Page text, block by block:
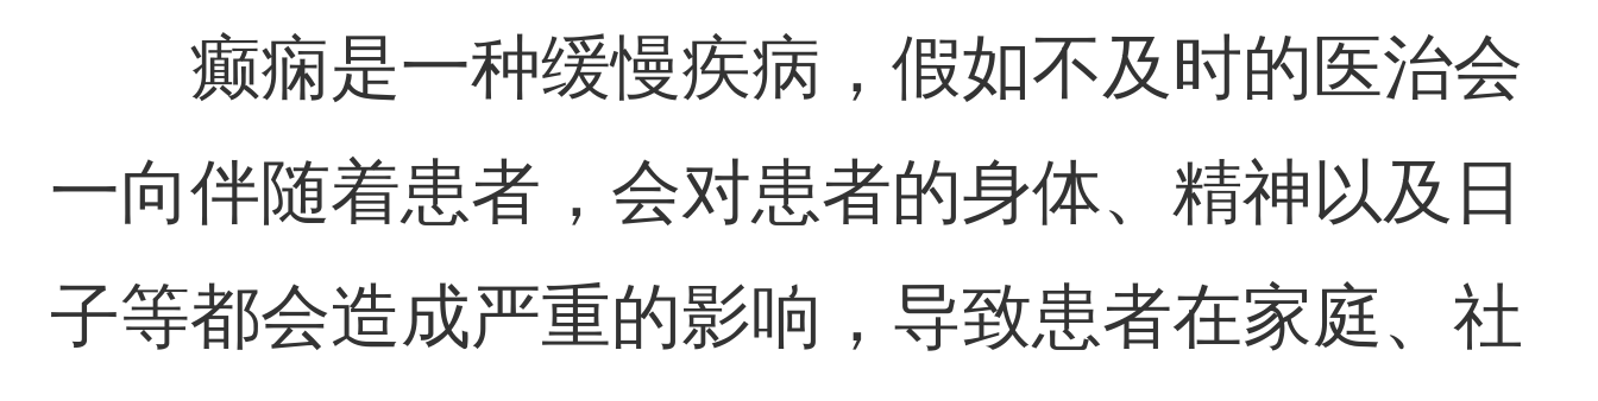
癫痫是一种缓慢疾病，假如不及时的医治会
一向伴随着患者，会对患者的身体、精神以及日
子等都会造成严重的影响，导致患者在家庭、社